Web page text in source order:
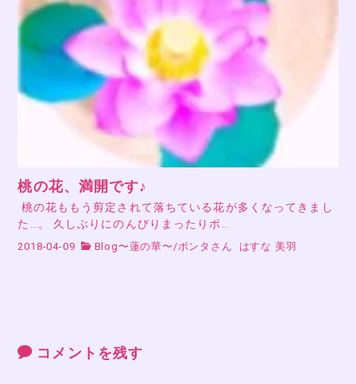
桃の花、満開です♪
桃の花ももう剪定されて落ちている花が多くなってきまし
た…。 久しぶりにのんびりまったりポ…
2018-04-09 Blog〜蓮の華〜 /ポンタさん はすな 美羽
コメントを残す